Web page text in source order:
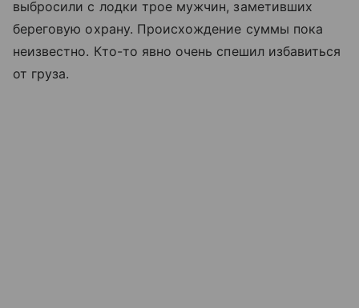
выбросили с лодки трое мужчин, заметивших
береговую охрану. Происхождение суммы пока
неизвестно. Кто-то явно очень спешил избавиться
от груза.